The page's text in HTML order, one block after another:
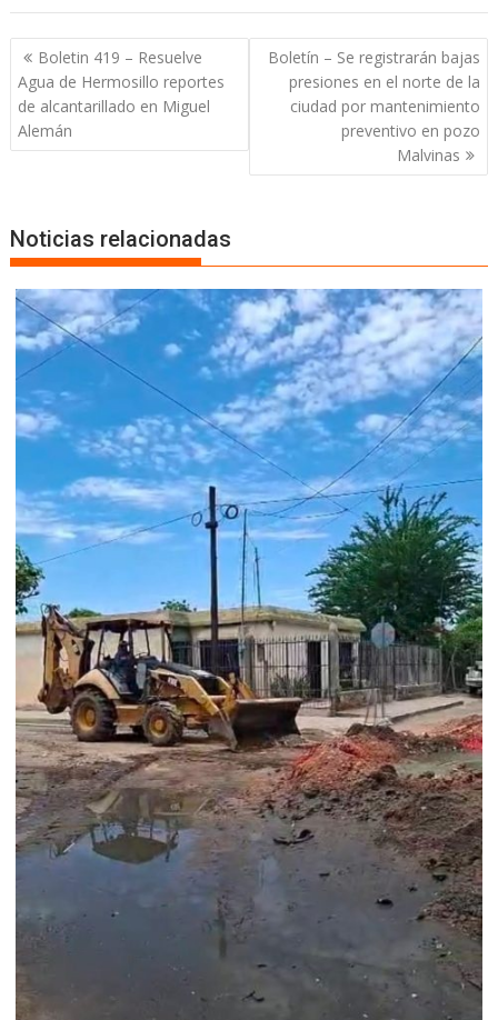
Boletin 419 – Resuelve
Agua de Hermosillo reportes
de alcantarillado en Miguel
Alemán
Boletín – Se registrarán bajas
presiones en el norte de la
ciudad por mantenimiento
preventivo en pozo
Malvinas
Noticias relacionadas